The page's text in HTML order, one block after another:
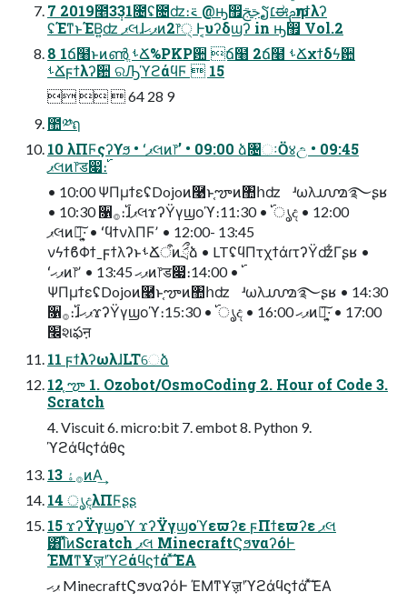
7 2019೥3݄31೔ʢ೔ʣ։࠵ @ԣ඿ࢢࢢຽ׆ಈࢧԉηϯλʔ
ʢΈͳͱΈΒ͍ʣ ޕલɺޕޙͷ2෦੍ Ͱ͔υʔδϣʔ in ԣ඿ Vol.2
8 1ճ໨ͱͷൺֱ ࢀՃ%PKP਺ ճ໨ 2ճ໨ ࢀՃχϯδϟ਺
ࢀՃϝϯλʔ਺ ରԠϓϩάϥϜ  15
   64 28 9
಺༰ฤ
10 λΠϜςʔϒϧ • ʻޕલͷ෦ʼ • 09:00 ձ৔ઃӦ४උ • 09:45
• 10:00 ΨΠμϯεʢDojoͷ࿩ͱ֤ౡͷ঺հʣ ʴωλ൸࿐ʂʁ
• 10:30 ૑࡞։࢝ɺޕલϫʔΫγϣοϓ։࢝ • 11:30 ൃද • 12:00
ޕલͷ෦͓͠·͍ • ʻϥϯνλΠϜʼ • 12:00- 13:45
νϟϯϐΦϯˍϝϯλʔͱࢀՃऀͷަྲྀձ • LTʢϥΠτχϯάɾτʔΫʣ͋Γʂʁ •
ʻޕޙͷ෦ʼ • 13:45 ޕޙͷ෦ड෇։࢝ • 14:00
ΨΠμϯεʢDojoͷ࿩ͱ֤ౡͷ঺հʣ ʴωλ൸࿐ʂʁ • 14:30
૑࡞։࢝ɺޕޙϫʔΫγϣοϓ։࢝ • 15:30 ൃද • 16:00 ޕޙͷ෦͓͠·͍ • 17:00
׬શఫऩ
11 ϝϯλʔωλɺLTେձ
12 ֤ౡ 1. Ozobot/OsmoCoding 2. Hour of Code 3.
Scratch
4. Viscuit 6. micro:bit 7. embot 8. Python 9.
ϓϩάϥϛϯάθϛ
13 ࡞ۀͷΑ͏͢
14 ൃදλΠϜʂʂ
15 ϫʔΫγϣοϓ ϫʔΫγϣοϓεϖʔε ϝΠϯεϖʔε ޕલ
͸͡ΊͯͷScratch ޕલ MinecraftϚϧναʔόͰ
ΈΜͳҰॹʹϓϩάϥϛϯά ͯ͠ΈΑ͏
ޕޙ MinecraftϚϧναʔόͰ ΈΜͳҰॹʹϓϩάϥϛϯά ͯ͠ΈΑ͏